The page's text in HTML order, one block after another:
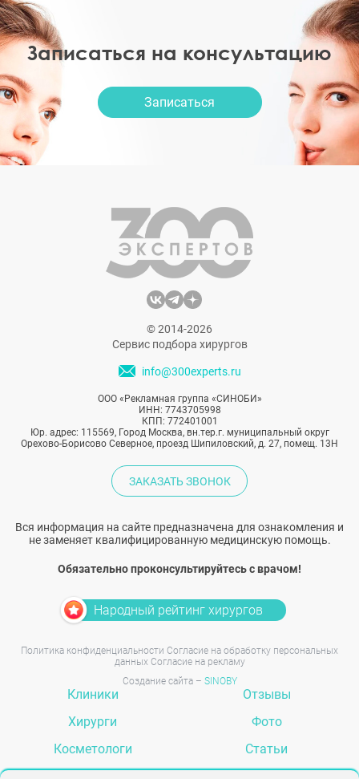
Записаться на консультацию
Записаться
© 2014-2026
Сервис подбора хирургов
info@300experts.ru
ООО «Рекламная группа «СИНОБИ»
ИНН: 7743705998
КПП: 772401001
Юр. адрес: 115569, Город Москва, вн.тер.г. муниципальный округ
Орехово-Борисово Северное, проезд Шипиловский, д. 27, помещ. 13Н
ЗАКАЗАТЬ ЗВОНОК
Вся информация на сайте предназначена для ознакомления и
не заменяет квалифицированную медицинскую помощь.
Обязательно проконсультируйтесь с врачом!
Народный рейтинг хирургов
Политика конфиденциальности Согласие на обработку персональных
данных Согласие на рекламу
Создание сайта – SINOBY
Клиники
Хирурги
Косметологи
Отзывы
Фото
Статьи